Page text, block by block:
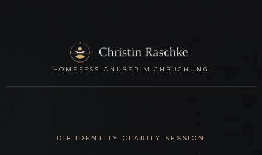
HOME SESSION ÜBER MICH BUCHUNG
DIE IDENTITY CLARITY SESSION